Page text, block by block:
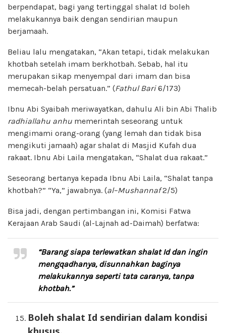
berpendapat, bagi yang tertinggal shalat Id boleh
melakukannya baik dengan sendirian maupun
berjamaah.
Beliau lalu mengatakan, “Akan tetapi, tidak melakukan
khotbah setelah imam berkhotbah. Sebab, hal itu
merupakan sikap menyempal dari imam dan bisa
memecah-belah persatuan.” (Fathul Bari6/173)
Ibnu Abi Syaibah meriwayatkan, dahulu Ali bin Abi Thalib
radhiallahu anhu memerintah seseorang untuk
mengimami orang-orang (yang lemah dan tidak bisa
mengikuti jamaah) agar shalat di Masjid Kufah dua
rakaat. Ibnu Abi Laila mengatakan, “Shalat dua rakaat.”
Seseorang bertanya kepada Ibnu Abi Laila, “Shalat tanpa
khotbah?” “Ya,” jawabnya. (al–Mushannaf2/5)
Bisa jadi, dengan pertimbangan ini, Komisi Fatwa
Kerajaan Arab Saudi (al-Lajnah ad-Daimah) berfatwa:
“Barang siapa terlewatkan shalat Id dan ingin
mengqadhanya,disunnahkan baginya
melakukannya seperti tata caranya,tanpa
khotbah.”
Boleh shalat Id sendirian dalam kondisi